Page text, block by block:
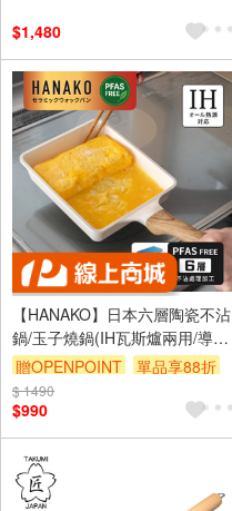
$1,480
【HANAKO】日本六層陶瓷不沾
鍋/玉子燒鍋(IH瓦斯爐兩用/導熱
快易清洗／輕量設計)
贈OPENPOINT 單品享88折
$ 1490
$990